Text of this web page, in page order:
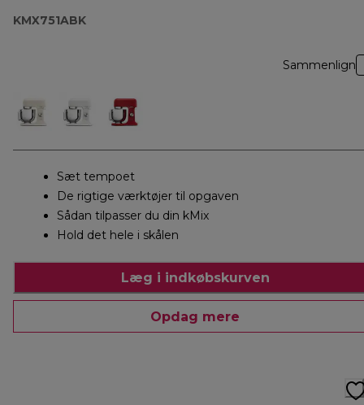
KMX751ABK
Sammenlign
Sæt tempoet
De rigtige værktøjer til opgaven
Sådan tilpasser du din kMix
Hold det hele i skålen
Læg i indkøbskurven
Opdag mere